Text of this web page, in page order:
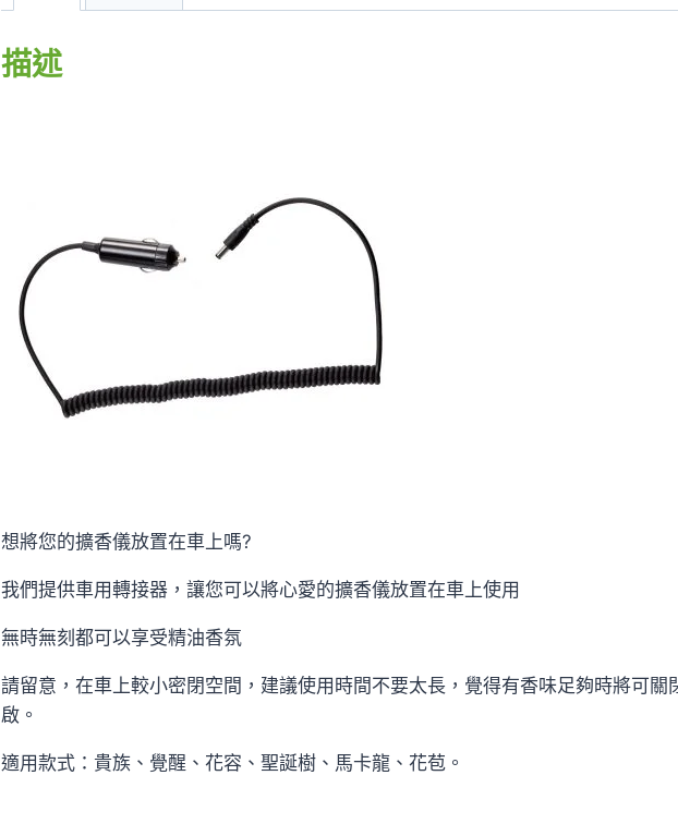
描述
想將您的擴香儀放置在車上嗎?
我們提供車用轉接器，讓您可以將心愛的擴香儀放置在車上使用
無時無刻都可以享受精油香氛
請留意，在車上較小密閉空間，建議使用時間不要太長，覺得有香味足夠時將可關
啟。
適用款式：貴族、覺醒、花容、聖誕樹、馬卡龍、花苞。